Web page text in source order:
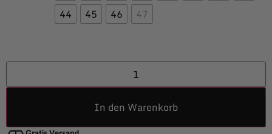
44
45 46 47
In den Warenkorb